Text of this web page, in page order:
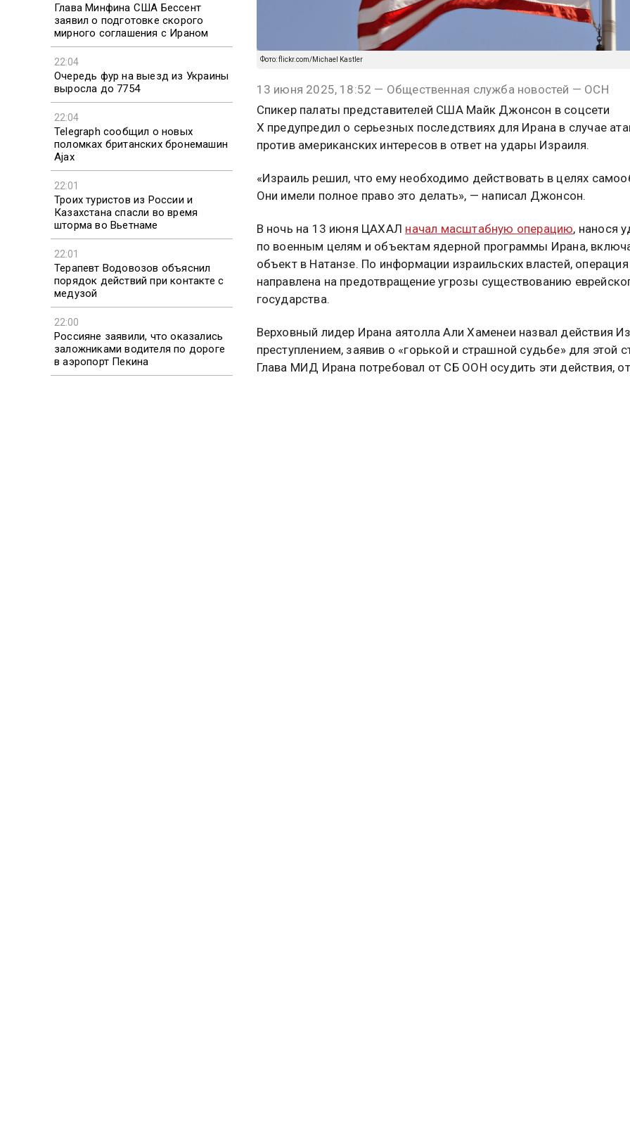
Глава Минфина США Бессент
заявил о подготовке скорого
мирного соглашения с Ираном
22:04
Очередь фур на выезд из Украины
выросла до 7754
22:04
Telegraph сообщил о новых
поломках британских бронемашин
Ajax
22:01
Троих туристов из России и
Казахстана спасли во время
шторма во Вьетнаме
22:01
Терапевт Водовозов объяснил
порядок действий при контакте с
медузой
22:00
Россияне заявили, что оказались
заложниками водителя по дороге
в аэропорт Пекина
Фото: flickr.com/Michael Kastler
13 июня 2025, 18:52 — Общественная служба новостей — ОСН
Спикер палаты представителей США Майк Джонсон в соцсети
X предупредил о серьезных последствиях для Ирана в случае
против американских интересов в ответ на удары Израиля.
«Израиль решил, что ему необходимо действовать в целях
Они имели полное право это делать», — написал Джонсон.
В ночь на 13 июня ЦАХАЛ начал масштабную операцию, нанося
по военным целям и объектам ядерной программы Ирана,
объект в Натанзе. По информации израильских властей, операция
направлена на предотвращение угрозы существованию
государства.
Верховный лидер Ирана аятолла Али Хаменеи назвал действия
преступлением, заявив о «горькой и страшной судьбе» для этой
Глава МИД Ирана потребовал от СБ ООН осудить эти действия,